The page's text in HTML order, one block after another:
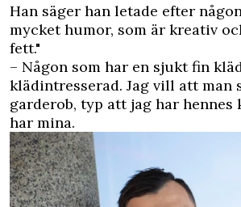
Han säger han letade efter
mycket humor, som är kreativ
fett."
– Någon som har en sjukt fin
klädintresserad. Jag vill att man
garderob, typ att jag har hennes
har mina.